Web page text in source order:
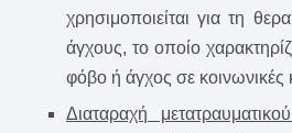
χρησιμοποιείται για τη
άγχους, το οποίο
φόβο ή άγχος σε κοινωνικές
Διαταραχή